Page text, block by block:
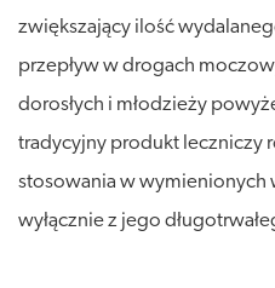
zwiększający ilość
przepływ w drogach
dorosłych i młodzieży
tradycyjny produkt leczniczy
stosowania w wymienionych
wyłącznie z jego